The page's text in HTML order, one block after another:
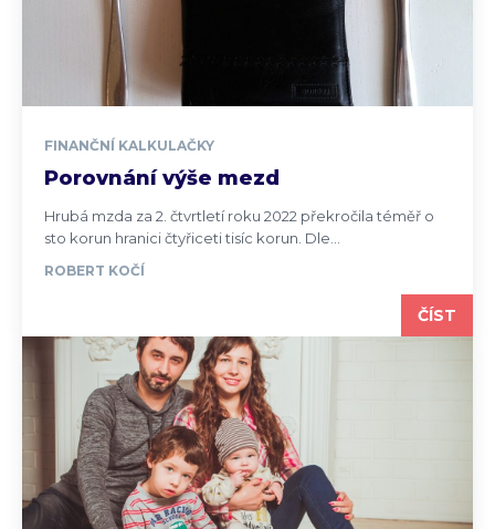
FINANČNÍ KALKULAČKY
Porovnání výše mezd
Hrubá mzda za 2. čtvrtletí roku 2022 překročila téměř o
sto korun hranici čtyřiceti tisíc korun. Dle...
ROBERT KOČÍ
ČÍST